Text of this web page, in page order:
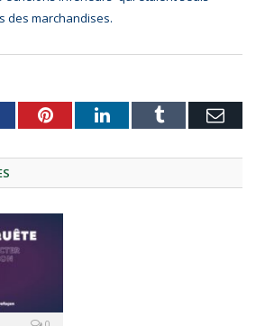
des marchandises.
PinterestLinkedInTumblr